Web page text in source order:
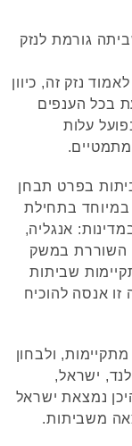
גורמת לנזק
נזק זה, כיוון
בכל הענפים
עלות
בפרט תבחן
2000 (אשר זכורות, במיוחד בתחילת
במדינות: אנגליה,
השוררת במשק
שביתות
זו אנסה להוכיח
ולבחון
ישראל,
נמצאת ישראל
משביתות.